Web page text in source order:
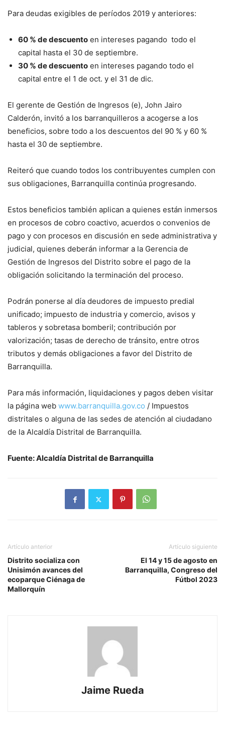
Para deudas exigibles de períodos 2019 y anteriores:
60 % de descuento en intereses pagando todo el
capital hasta el 30 de septiembre.
30 % de descuento en intereses pagando todo el
capital entre el 1 de oct. y el 31 de dic.
El gerente de Gestión de Ingresos (e), John Jairo
Calderón, invitó a los barranquilleros a acogerse a los
beneficios, sobre todo a los descuentos del 90 % y 60 %
hasta el 30 de septiembre.
Reiteró que cuando todos los contribuyentes cumplen con
sus obligaciones, Barranquilla continúa progresando.
Estos beneficios también aplican a quienes están inmersos
en procesos de cobro coactivo, acuerdos o convenios de
pago y con procesos en discusión en sede administrativa y
judicial, quienes deberán informar a la Gerencia de
Gestión de Ingresos del Distrito sobre el pago de la
obligación solicitando la terminación del proceso.
Podrán ponerse al día deudores de impuesto predial
unificado; impuesto de industria y comercio, avisos y
tableros y sobretasa bomberil; contribución por
valorización; tasas de derecho de tránsito, entre otros
tributos y demás obligaciones a favor del Distrito de
Barranquilla.
Para más información, liquidaciones y pagos deben visitar
la página web www.barranquilla.gov.co / Impuestos
distritales o alguna de las sedes de atención al ciudadano
de la Alcaldía Distrital de Barranquilla.
Fuente: Alcaldía Distrital de Barranquilla
Artículo anterior
Distrito socializa con
Unisimón avances del
ecoparque Ciénaga de
Mallorquín
Artículo siguiente
El 14 y 15 de agosto en
Barranquilla, Congreso del
Fútbol 2023
Jaime Rueda